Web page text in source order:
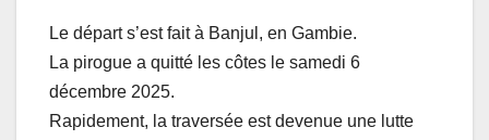
Le départ s’est fait à Banjul, en Gambie.
La pirogue a quitté les côtes le samedi 6
décembre 2025.
Rapidement, la traversée est devenue une lutte